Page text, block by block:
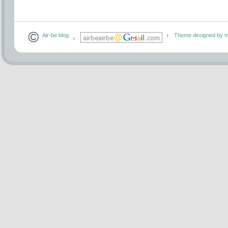
Air-be blog Theme designed by